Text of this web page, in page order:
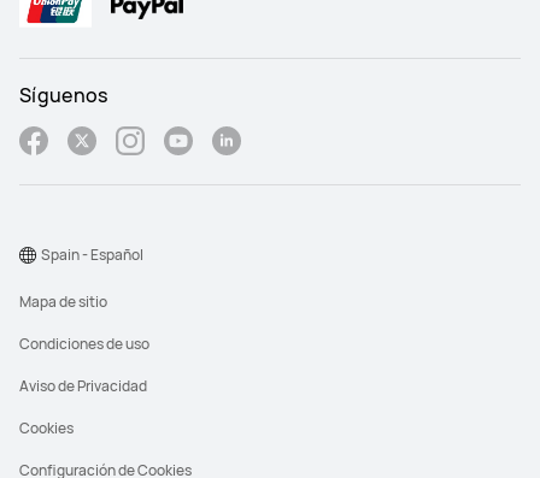
Síguenos
Mapa de sitio
Condiciones de uso
Aviso de Privacidad
Cookies
Configuración de Cookies
Spain - Español